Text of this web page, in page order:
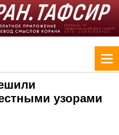
узорами